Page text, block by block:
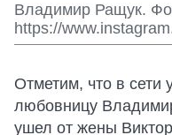
Владимир Ращук.
https://
Отметим, что в
любовницу
ушел от жены